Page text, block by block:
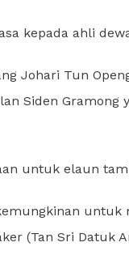
kepada ahli
Johari Tun
Siden
untuk elaun
(Tan Sri